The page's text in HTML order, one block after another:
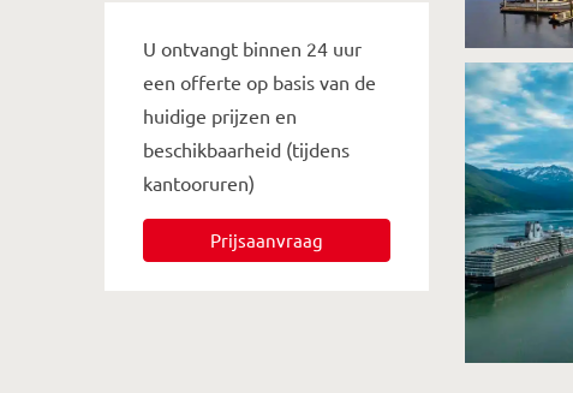
U ontvangt binnen 24 uur
een offerte op basis van de
huidige prijzen en
beschikbaarheid (tijdens
kantooruren)
Prijsaanvraag